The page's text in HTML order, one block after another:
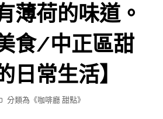
薄荷的味道。
食/中正區甜
日常生活】
分類為《咖啡廳 甜點》